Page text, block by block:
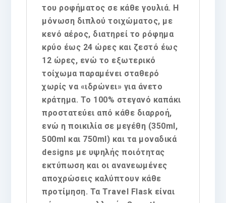
του ροφήματος σε κάθε γουλιά. Η
μόνωση διπλού τοιχώματος, με
κενό αέρος, διατηρεί το ρόφημα
κρύο έως 24 ώρες και ζεστό έως
12 ώρες, ενώ το εξωτερικό
τοίχωμα παραμένει σταθερό
χωρίς να «ιδρώνει» για άνετο
κράτημα. Το 100% στεγανό καπάκι
προστατεύει από κάθε διαρροή,
ενώ η ποικιλία σε μεγέθη (350ml,
500ml και 750ml) και τα μοναδικά
designs με υψηλής ποιότητας
εκτύπωση και οι ανανεωμένες
αποχρώσεις καλύπτουν κάθε
προτίμηση. Τα Travel Flask είναι